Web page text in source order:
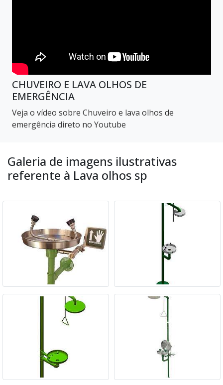
CHUVEIRO E LAVA OLHOS DE
EMERGÊNCIA
Veja o vídeo sobre Chuveiro e lava olhos de
emergência direto no Youtube
Galeria de imagens ilustrativas
referente à Lava olhos sp